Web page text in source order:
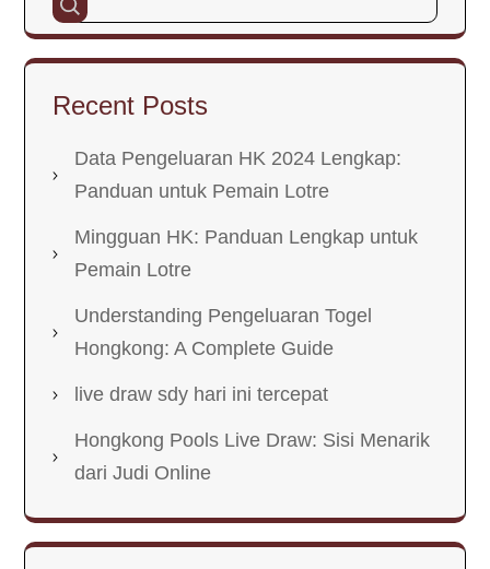
Recent Posts
Data Pengeluaran HK 2024 Lengkap:
Panduan untuk Pemain Lotre
Mingguan HK: Panduan Lengkap untuk
Pemain Lotre
Understanding Pengeluaran Togel
Hongkong: A Complete Guide
live draw sdy hari ini tercepat
Hongkong Pools Live Draw: Sisi Menarik
dari Judi Online